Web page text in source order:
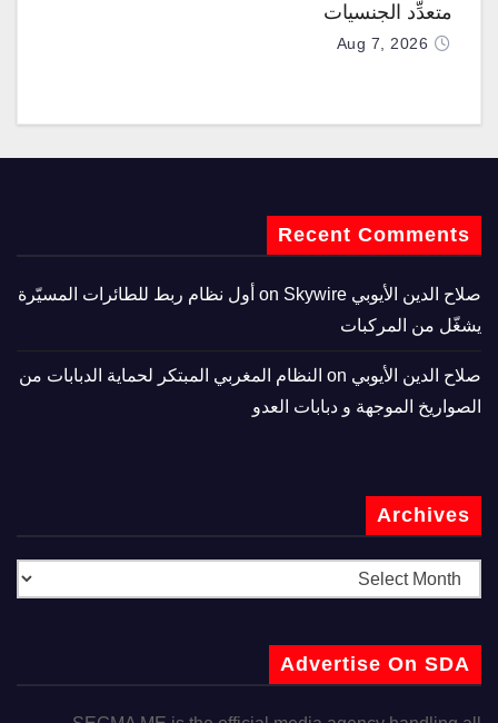
متعدِّد الجنسيات
Aug 7, 2026
Recent Comments
صلاح الدين الأيوبي
Skywire أول نظام ربط للطائرات المسيّرة
يشغّل من المركبات
صلاح الدين الأيوبي
النظام المغربي المبتكر لحماية الدبابات من
الصواريخ الموجهة و دبابات العدو
Archives
Advertise On SDA